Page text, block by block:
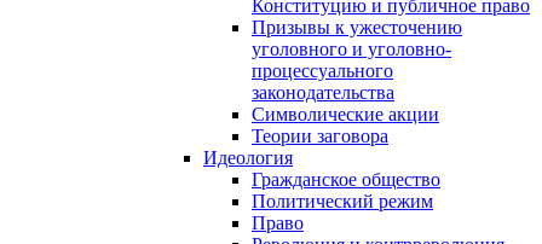
Конституцию и публичное право
Призывы к ужесточению
уголовного и уголовно-
процессуального
законодательства
Символические акции
Теории заговора
Идеология
Гражданское общество
Политический режим
Право